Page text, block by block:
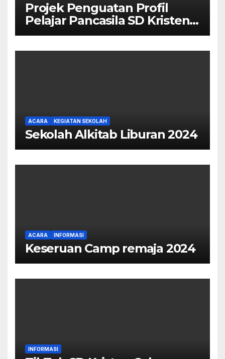
Projek Penguatan Profil
Pelajar Pancasila SD Kristen
Calvary
ACARA KEGIATAN SEKOLAH
Sekolah Alkitab Liburan 2024
ACARA INFORMASI
Keseruan Camp remaja 2024
INFORMASI